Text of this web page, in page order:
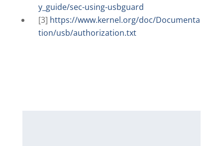
y_guide/sec-using-usbguard
[3] https://www.kernel.org/doc/Documenta
tion/usb/authorization.txt